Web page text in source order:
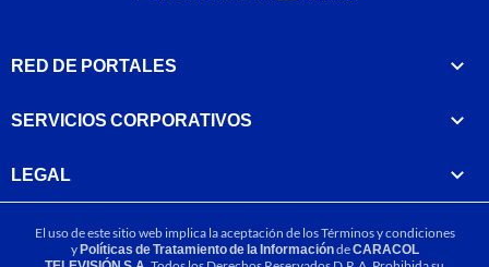
RED DE PORTALES
SERVICIOS CORPORATIVOS
LEGAL
El uso de este sitio web implica la aceptación de losTérminos y condiciones
yPolíticas de Tratamiento de la InformacióndeCARACOL